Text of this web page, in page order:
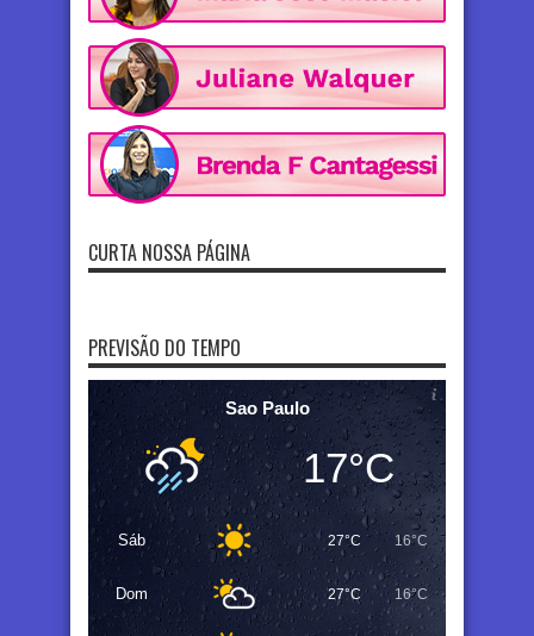
CURTA NOSSA PÁGINA
PREVISÃO DO TEMPO
Sao Paulo
17°C
Sáb 27°C 16°C
Dom 27°C 16°C